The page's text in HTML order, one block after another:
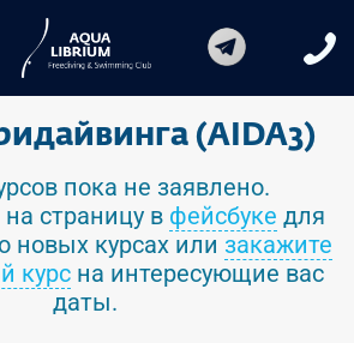
(AIDA3)
пока не заявлено.
страницу в фейсбуке для
новых курсах или закажите
курс на интересующие вас
даты.